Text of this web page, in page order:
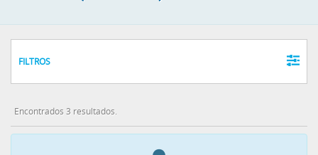
FILTROS
Encontrados 3 resultados.